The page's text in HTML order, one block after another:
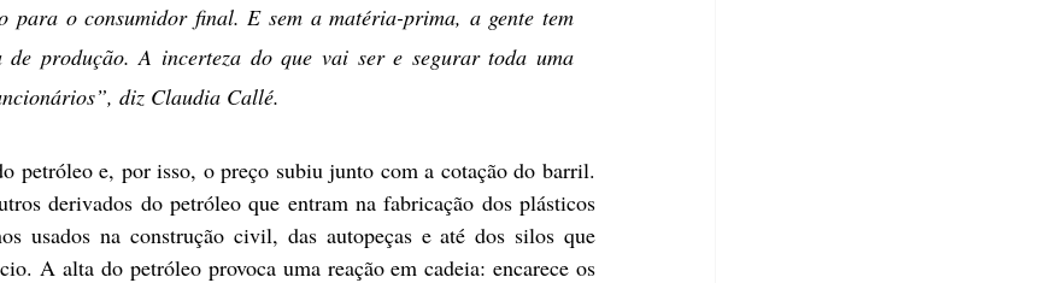
para o consumidor final. E sem a matéria-prima, a gente tem
de produção. A incerteza do que vai ser e segurar toda uma
diz Claudia Callé.
petróleo e, por isso, o preço subiu junto com a cotação do barril.
derivados do petróleo que entram na fabricação dos plásticos
usados na construção civil, das autopeças e até dos silos que
A alta do petróleo provoca uma reação em cadeia: encarece os